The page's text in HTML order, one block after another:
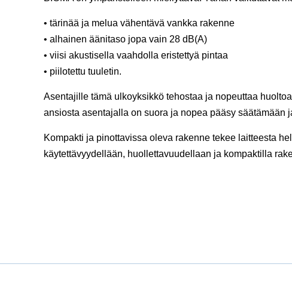
• tärinää ja melua vähentävä vankka rakenne
• alhainen äänitaso jopa vain 28 dB(A)
• viisi akustisella vaahdolla eristettyä pintaa
• piilotettu tuuletin.
Asentajille tämä ulkoyksikkö tehostaa ja nopeuttaa
ansiosta asentajalla on suora ja nopea pääsy säätämään
Kompakti ja pinottavissa oleva rakenne tekee laitteesta
käytettävyydellään, huollettavuudellaan ja kompaktilla